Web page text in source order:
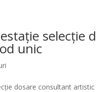
selecție
unic
dosare consultant